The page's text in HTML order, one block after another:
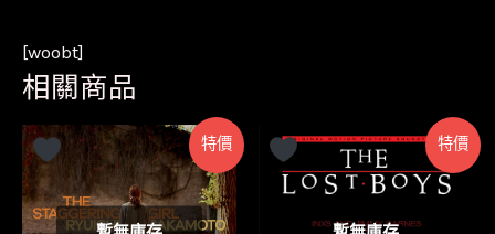
[woobt]
相關商品
特價 特價